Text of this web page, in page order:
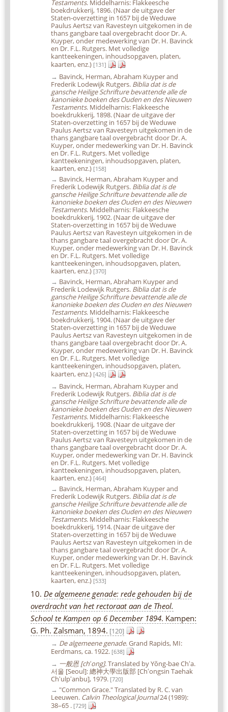
Testaments. Middelharnis: Flakkeesche
boekdrukkerij, 1896. (Naar de uitgave der
Staten-overzetting in 1657 bij de Weduwe
Paulus Aertsz van Ravesteyn uitgekomen in de
thans gangbare taal overgebracht door Dr. A.
Kuyper, onder medewerking van Dr. H. Bavinck
en Dr. F.L. Rutgers. Met volledige
kantteekeningen, inhoudsopgaven, platen,
kaarten, enz.) [131]
→ Bavinck, Herman, Abraham Kuyper and
Frederik Lodewijk Rutgers. Biblia dat is de
gansche Heilige Schrifture bevattende alle de
kanonieke boeken des Ouden en des Nieuwen
Testaments. Middelharnis: Flakkeesche
boekdrukkerij, 1898. (Naar de uitgave der
Staten-overzetting in 1657 bij de Weduwe
Paulus Aertsz van Ravesteyn uitgekomen in de
thans gangbare taal overgebracht door Dr. A.
Kuyper, onder medewerking van Dr. H. Bavinck
en Dr. F.L. Rutgers. Met volledige
kantteekeningen, inhoudsopgaven, platen,
kaarten, enz.) [158]
→ Bavinck, Herman, Abraham Kuyper and
Frederik Lodewijk Rutgers. Biblia dat is de
gansche Heilige Schrifture bevattende alle de
kanonieke boeken des Ouden en des Nieuwen
Testaments. Middelharnis: Flakkeesche
boekdrukkerij, 1902. (Naar de uitgave der
Staten-overzetting in 1657 bij de Weduwe
Paulus Aertsz van Ravesteyn uitgekomen in de
thans gangbare taal overgebracht door Dr. A.
Kuyper, onder medewerking van Dr. H. Bavinck
en Dr. F.L. Rutgers. Met volledige
kantteekeningen, inhoudsopgaven, platen,
kaarten, enz.) [370]
→ Bavinck, Herman, Abraham Kuyper and
Frederik Lodewijk Rutgers. Biblia dat is de
gansche Heilige Schrifture bevattende alle de
kanonieke boeken des Ouden en des Nieuwen
Testaments. Middelharnis: Flakkeesche
boekdrukkerij, 1904. (Naar de uitgave der
Staten-overzetting in 1657 bij de Weduwe
Paulus Aertsz van Ravesteyn uitgekomen in de
thans gangbare taal overgebracht door Dr. A.
Kuyper, onder medewerking van Dr. H. Bavinck
en Dr. F.L. Rutgers. Met volledige
kantteekeningen, inhoudsopgaven, platen,
kaarten, enz.) [426]
→ Bavinck, Herman, Abraham Kuyper and
Frederik Lodewijk Rutgers. Biblia dat is de
gansche Heilige Schrifture bevattende alle de
kanonieke boeken des Ouden en des Nieuwen
Testaments. Middelharnis: Flakkeesche
boekdrukkerij, 1908. (Naar de uitgave der
Staten-overzetting in 1657 bij de Weduwe
Paulus Aertsz van Ravesteyn uitgekomen in de
thans gangbare taal overgebracht door Dr. A.
Kuyper, onder medewerking van Dr. H. Bavinck
en Dr. F.L. Rutgers. Met volledige
kantteekeningen, inhoudsopgaven, platen,
kaarten, enz.) [464]
→ Bavinck, Herman, Abraham Kuyper and
Frederik Lodewijk Rutgers. Biblia dat is de
gansche Heilige Schrifture bevattende alle de
kanonieke boeken des Ouden en des Nieuwen
Testaments. Middelharnis: Flakkeesche
boekdrukkerij, 1914. (Naar de uitgave der
Staten-overzetting in 1657 bij de Weduwe
Paulus Aertsz van Ravesteyn uitgekomen in de
thans gangbare taal overgebracht door Dr. A.
Kuyper, onder medewerking van Dr. H. Bavinck
en Dr. F.L. Rutgers. Met volledige
kantteekeningen, inhoudsopgaven, platen,
kaarten, enz.) [533]
10. De algemeene genade: rede gehouden bij de
overdracht van het rectoraat aan de Theol.
School te Kampen op 6 December 1894. Kampen:
G. Ph. Zalsman, 1894. [120]
→ De algemeene genade. Grand Rapids, MI:
Eerdmans, ca. 1922. [638]
→ 一般恩 [chʻong]. Translated by Yŏng-bae Chʻa.
서울 [Seoul]: 總神大學出版部 [Chʻongsin Taehak
Chʻulpʻanbu], 1979. [720]
→ "Common Grace." Translated by R. C. van
Leeuwen. Calvin Theological Journal24 (1989):
38–65 . [729]